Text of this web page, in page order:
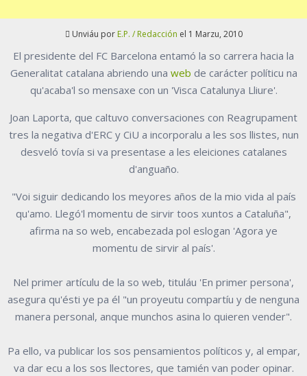
Unviáu por E.P. / Redacción el 1 Marzu, 2010
El presidente del FC Barcelona entamó la so carrera hacia la
Generalitat catalana abriendo una web de carácter políticu na
qu'acaba'l so mensaxe con un 'Visca Catalunya Lliure'.
Joan Laporta, que caltuvo conversaciones con Reagrupament
tres la negativa d'ERC y CiU a incorporalu a les sos llistes, nun
desveló tovía si va presentase a les eleiciones catalanes
d'anguaño.
"Voi siguir dedicando los meyores años de la mio vida al país
qu'amo. Llegó'l momentu de sirvir toos xuntos a Cataluña",
afirma na so web, encabezada pol eslogan 'Agora ye
momentu de sirvir al país'.
Nel primer artículu de la so web, tituláu 'En primer persona',
asegura qu'ésti ye pa él "un proyeutu compartíu y de nenguna
manera personal, anque munchos asina lo quieren vender".
Pa ello, va publicar los sos pensamientos políticos y, al empar,
va dar ecu a los sos llectores, que tamién van poder opinar.